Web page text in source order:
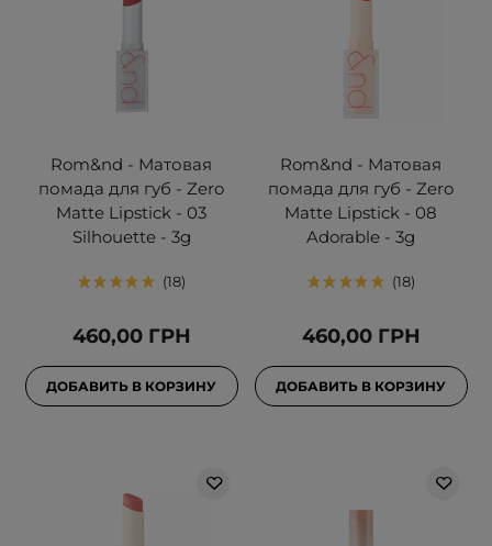
Rom&nd - Матовая
помада для губ - Zero
Matte Lipstick - 03
Silhouette - 3g
18
460,00 ГРН
ДОБАВИТЬ В КОРЗИНУ
Rom&nd - Матовая
помада для губ - Zero
Matte Lipstick - 08
Adorable - 3g
18
460,00 ГРН
ДОБАВИТЬ В КОРЗИНУ